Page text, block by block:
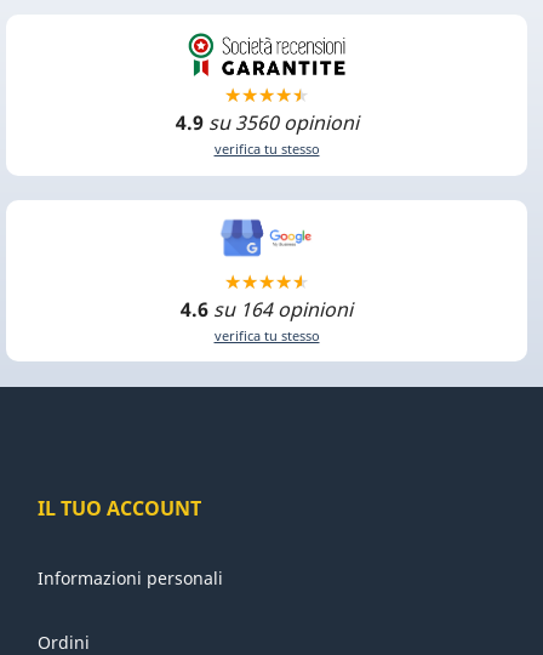
4.9 su 3560 opinioni
verifica tu stesso
4.6 su 164 opinioni
verifica tu stesso
IL TUO ACCOUNT
Informazioni personali
Ordini